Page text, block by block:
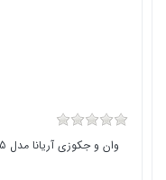
وان و جکوزی آریانا مدل 705